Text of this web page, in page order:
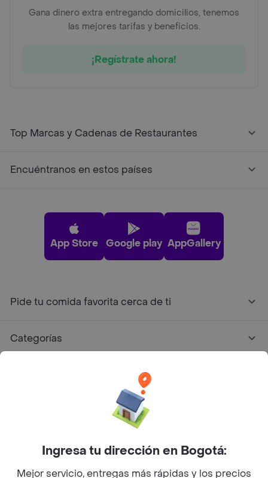
Gana dinero extra entregando domicilios, tenemos
las mejores tarifas y beneficios.
¡Regístrate ahora!
Top Marcas y Cadenas de Restaurantes
Encuéntranos en estos países
App Store Google play AppGallery
Pide tu comida favorita cerca de ti
Categorías
Facebook
Twitter
Instagram
©2026Rappi Inc. All rights reserved.
Ingresa tu dirección en Bogotá:
Mejor servicio, entregas más rápidas y los precios